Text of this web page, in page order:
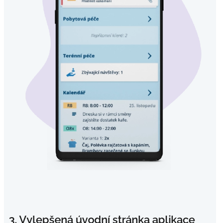
3. Vylepšená úvodní stránka aplikace